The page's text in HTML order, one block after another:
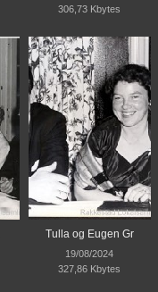
306,73 Kbytes
Tulla og Eugen Gr
19/08/2024
327,86 Kbytes